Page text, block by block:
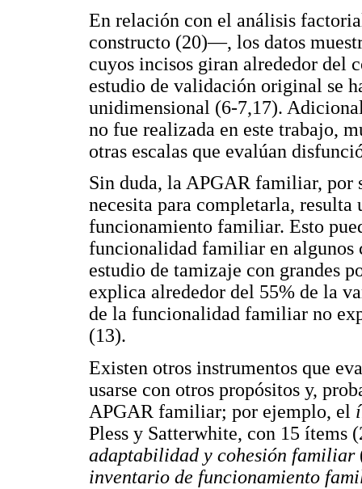
En relación con el análisis
constructo (20)—, los datos
cuyos incisos giran alrededor del
estudio de validación original se
unidimensional (6-7,17).
no fue realizada en este trabajo,
otras escalas que evalúan
Sin duda, la APGAR familiar, por
necesita para completarla,
funcionamiento familiar. Esto
funcionalidad familiar en algunos
estudio de tamizaje con grandes
explica alrededor del 55% de la
de la funcionalidad familiar no
(13).
Existen otros instrumentos que
usarse con otros propósitos y,
APGAR familiar; por ejemplo, el
Pless y Satterwhite, con 15 ítems
adaptabilidad y cohesión familiar
inventario de funcionamiento